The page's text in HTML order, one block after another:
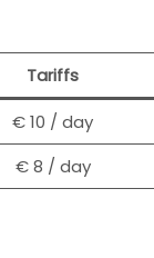
Tariffs
€ 10 / day
€ 8 / day